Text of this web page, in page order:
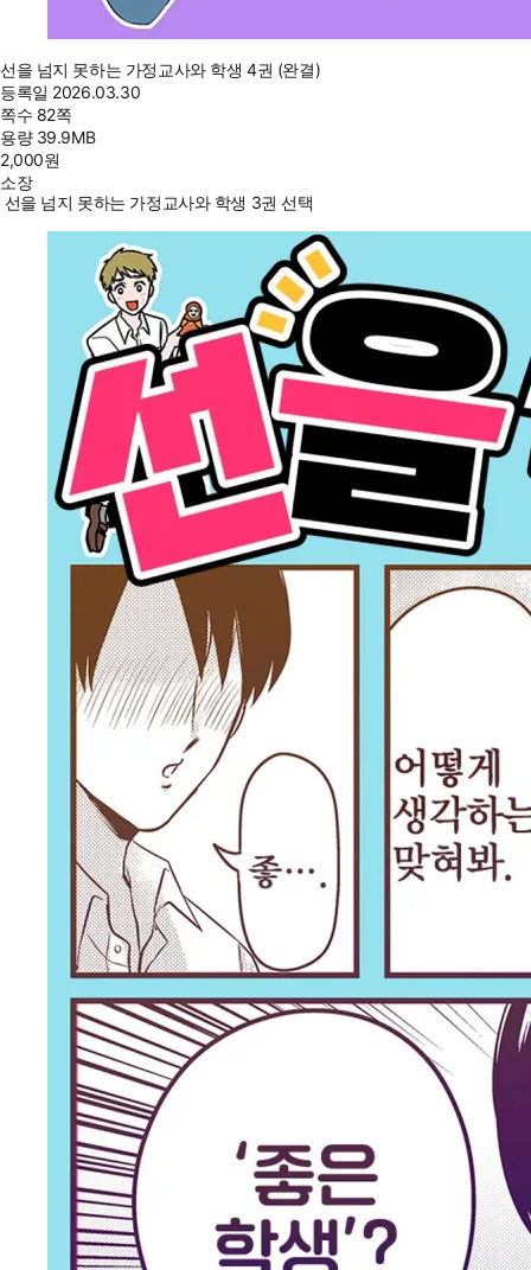
선을 넘지 못하는 가정교사와 학생 4권 (완결)
등록일 2026.03.30
쪽수 82쪽
용량 39.9MB
2,000원
소장
선을 넘지 못하는 가정교사와 학생 3권 선택